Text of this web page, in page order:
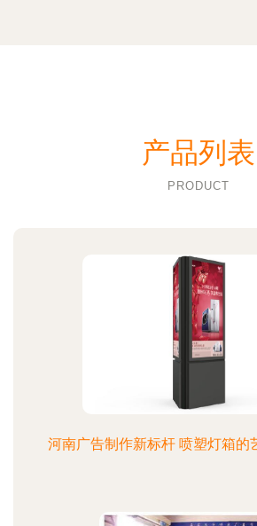
产品列表
PRODUCT
河南广告制作新标杆 喷塑灯箱的